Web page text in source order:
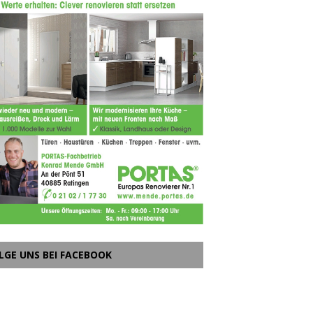
UNS BEI FACEBOOK